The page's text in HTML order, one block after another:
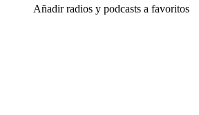
Añadir radios y podcasts a favoritos